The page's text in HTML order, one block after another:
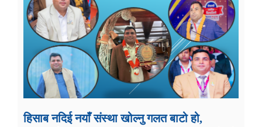
हिसाब नदिई नयाँ संस्था खोल्नु गलत बाटो हो,